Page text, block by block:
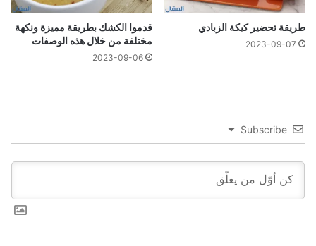
طريقة تحضير كيكة الزبادي
2023-09-07
قدموا الكشك بطريقة مميزة ونكهة
مختلفة من خلال هذه الوصفات
2023-09-06
Subscribe